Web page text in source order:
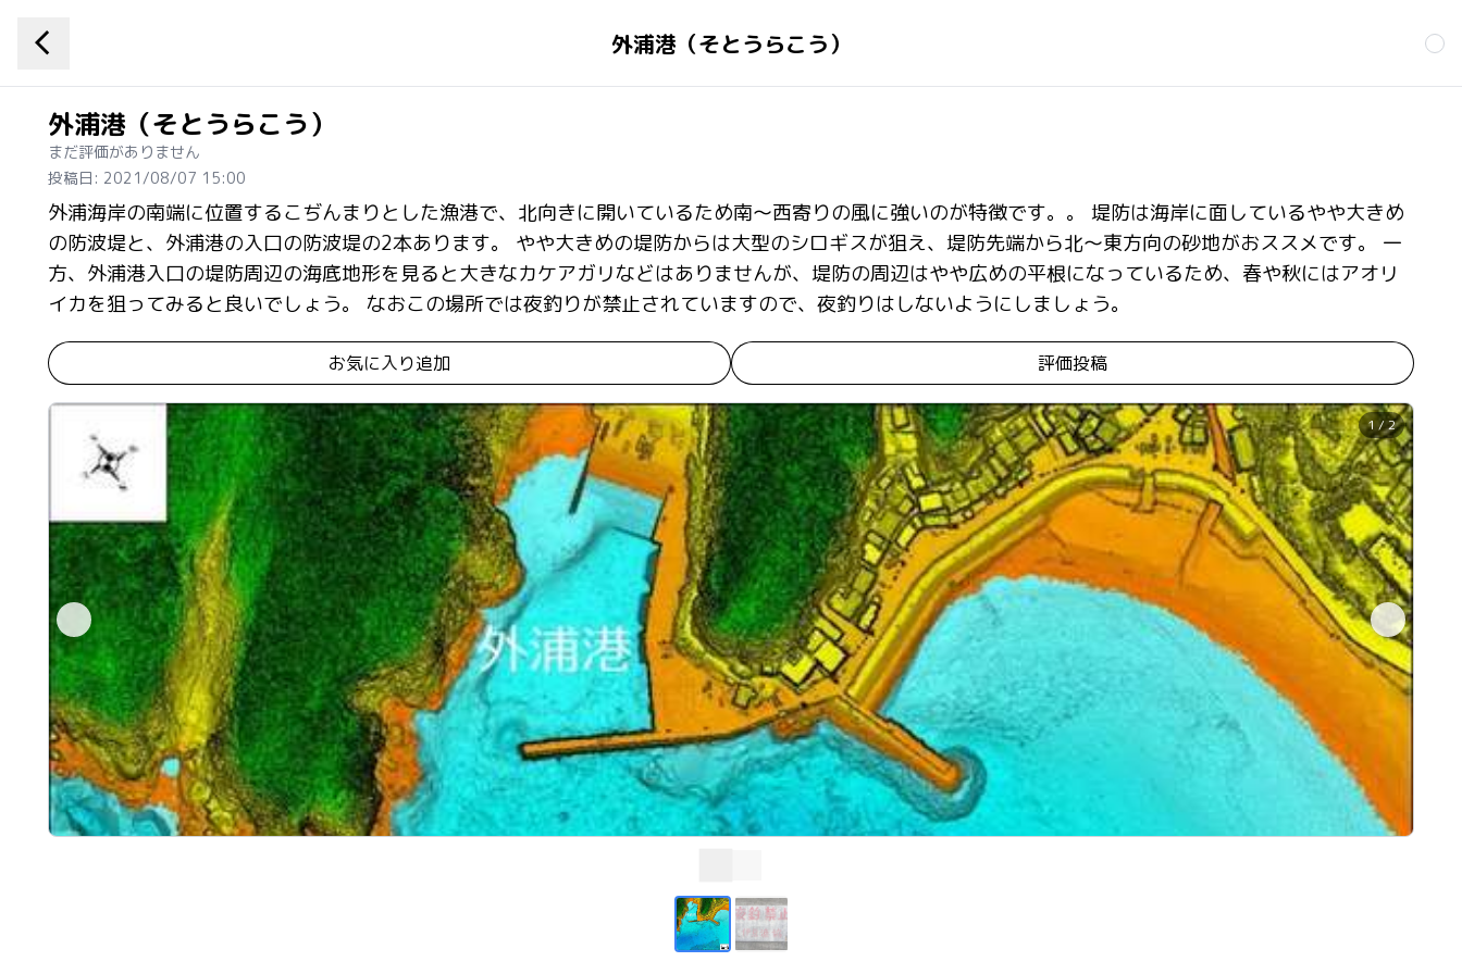
外浦港（そとうらこう）
外浦港（そとうらこう）
まだ評価がありません
投稿日: 2021/08/07 15:00
外浦海岸の南端に位置するこぢんまりとした漁港で、北向きに開いているため南～西寄りの風に強いのが特徴です。。 堤防は海岸に面しているやや大きめ
の防波堤と、外浦港の入口の防波堤の2本あります。 やや大きめの堤防からは大型のシロギスが狙え、堤防先端から北～東方向の砂地がおススメです。 一
方、外浦港入口の堤防周辺の海底地形を見ると大きなカケアガリなどはありませんが、堤防の周辺はやや広めの平根になっているため、春や秋にはアオリ
イカを狙ってみると良いでしょう。 なおこの場所では夜釣りが禁止されていますので、夜釣りはしないようにしましょう。
お気に入り追加 評価投稿
1 / 2